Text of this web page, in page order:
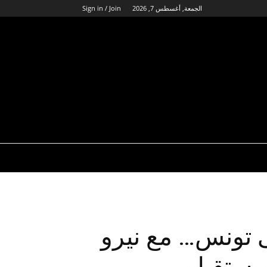
الجمعة, أغسطس 7, 2026 Sign in / Join
تونس… مع نيرو